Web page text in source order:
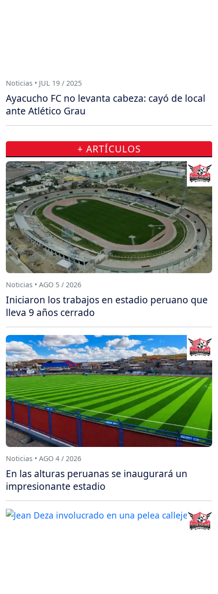
Noticias • JUL 19 / 2025
Ayacucho FC no levanta cabeza: cayó de local
ante Atlético Grau
+ ARTÍCULOS
Noticias • AGO 5 / 2026
Iniciaron los trabajos en estadio peruano que
lleva 9 años cerrado
Noticias • AGO 4 / 2026
En las alturas peruanas se inaugurará un
impresionante estadio